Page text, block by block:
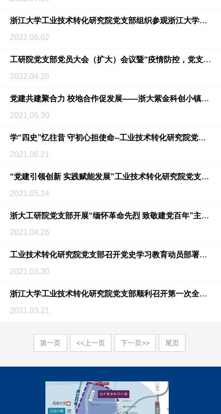
浙江大学工业技术转化研究院党支部组织参观浙江大学建校125周年系列展览活动
2022.06.02
工研院党支部党员大会（扩大）会议暨“疫情防控，党支部在行动”、“忆初心 笃前行”于子三烈士缅怀仪式主...
2022.04.26
党建共建聚合力 校地合作促发展――浙大紫金科创小镇党群服务中心启用暨“校地合作党建阵地”揭牌
2021.06.30
学“四史”忆往昔 守初心担使命--工业技术转化研究院党支部主题党日活动
2021.06.21
“党建引领创新 实践赋能发展”工业技术转化研究院党支部主题党日活动
2021.05.24
浙大工研院党支部开展“缅怀革命先烈 致敬建党百年”主题党日活动
2021.04.26
工业技术转化研究院党支部召开党史学习教育动员部署会议
2021.03.30
浙江大学工业技术转化研究院党支部顺利召开第一次全体党员大会
2021.03.21
第一页 <<上一页 下一页>> 尾页